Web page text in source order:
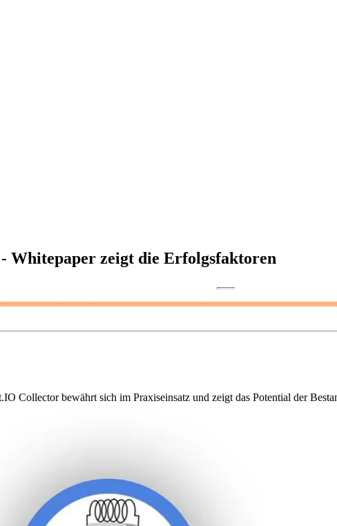
Whitepaper zeigt die Erfolgsfaktoren
Collector bewährt sich im Praxiseinsatz und zeigt das Potential der